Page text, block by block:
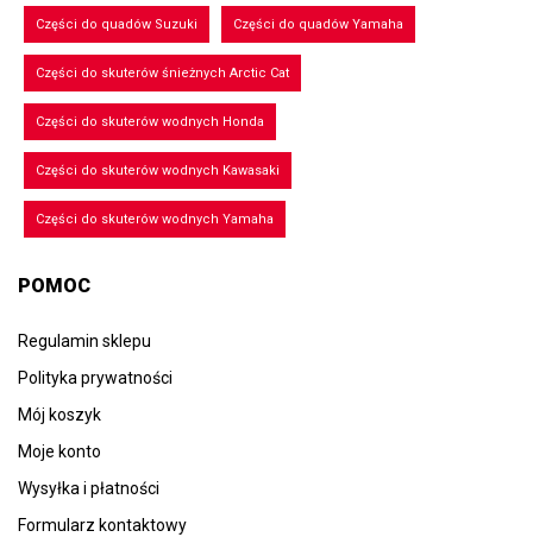
Części do quadów Suzuki Części do quadów Yamaha
Części do skuterów śnieżnych Arctic Cat
Części do skuterów wodnych Honda
Części do skuterów wodnych Kawasaki
Części do skuterów wodnych Yamaha
POMOC
Regulamin sklepu
Polityka prywatności
Mój koszyk
Moje konto
Wysyłka i płatności
Formularz kontaktowy